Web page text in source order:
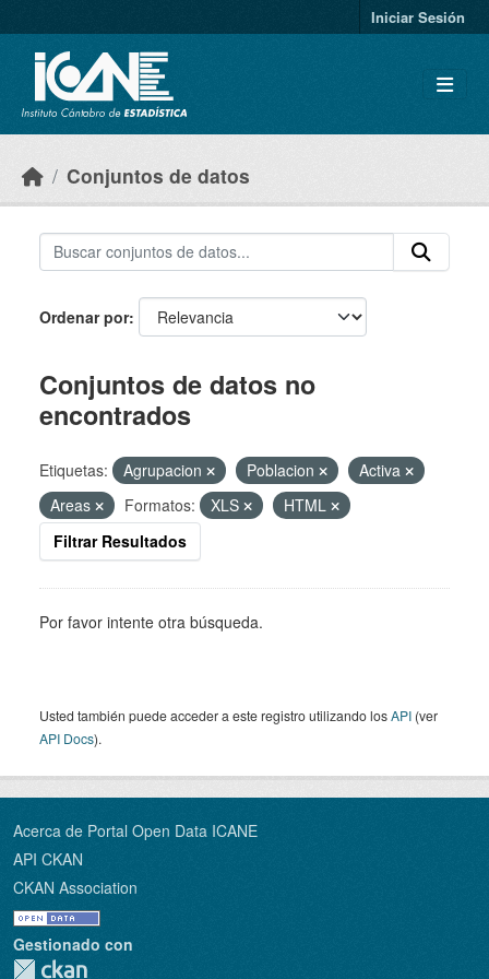
Iniciar Sesión
Conjuntos de datos
Ordenar por
Conjuntos de datos no
encontrados
Etiquetas: Agrupacion Poblacion
Activa
Areas
Formatos: XLS
HTML
Filtrar Resultados
Por favor intente otra búsqueda.
Usted también puede acceder a este registro utilizando losAPI (ver
API Docs).
Acerca de Portal Open Data ICANE
API CKAN
CKAN Association
Gestionado con